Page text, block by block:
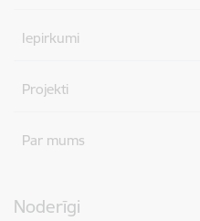
Iepirkumi
Projekti
Par mums
Noderīgi